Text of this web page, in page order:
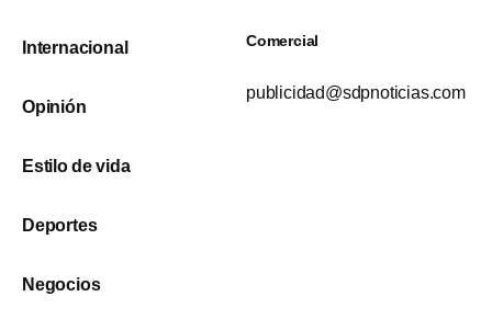
Internacional
Opinión
Estilo de vida
Deportes
Negocios
Comercial
publicidad@sdpnoticias.com